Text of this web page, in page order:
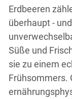
Erdbeeren
überhaupt -
Süße und
sie zu einem
Frühsommers.